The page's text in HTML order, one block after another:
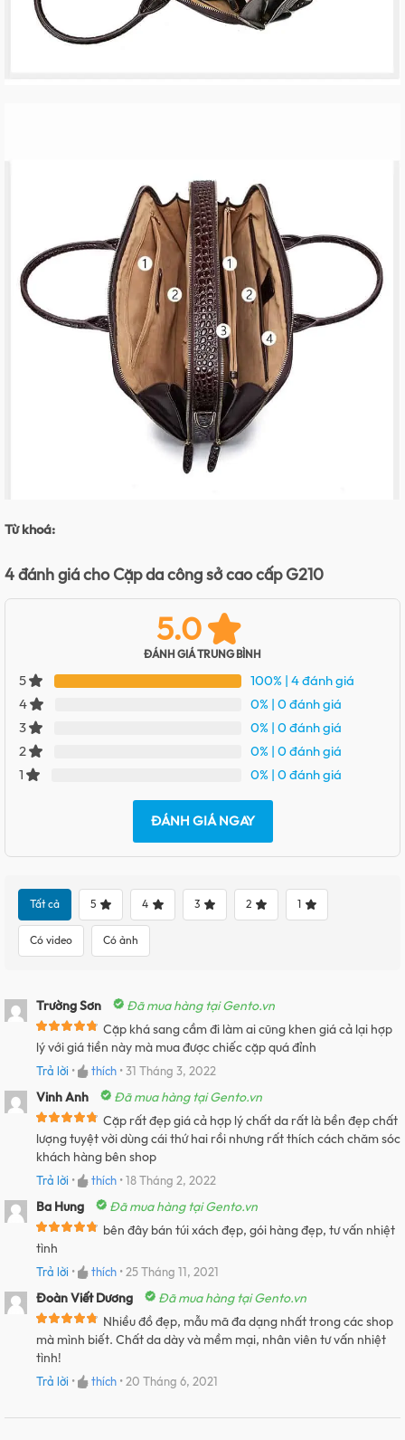
Từ khoá:
4 đánh giá choCặp da công sở cao cấp G210
5.0
ĐÁNH GIÁ TRUNG BÌNH
5 100% | 4 đánh giá
4
0% | 0 đánh giá
3
0% | 0 đánh giá
2
0% | 0 đánh giá
1
0% | 0 đánh giá
ĐÁNH GIÁ NGAY
Tất cả 5 4 3 2 1
Có video Có ảnh
Trường Sơn
Đã mua hàng tại Gento.vn
Cặp khá sang cầm đi làm ai cũng khen giá cả lại hợp
lý với giá tiền này mà mua được chiếc cặp quá đỉnh
Trả lời • thích •31 Tháng 3, 2022
Vinh Anh
Đã mua hàng tại Gento.vn
Cặp rất đẹp giá cả hợp lý chất da rất là bền đẹp chất
lượng tuyệt vời dùng cái thứ hai rồi nhưng rất thích cách chăm sóc
khách hàng bên shop
Trả lời • thích •18 Tháng 2, 2022
Ba Hung
Đã mua hàng tại Gento.vn
bên đây bán túi xách đẹp, gói hàng đẹp, tư vấn nhiệt
tình
Trả lời • thích •25 Tháng 11, 2021
Đoàn Viết Dương
Đã mua hàng tại Gento.vn
Nhiều đồ đẹp, mẫu mã đa dạng nhất trong các shop
mà mình biết. Chất da dày và mềm mại, nhân viên tư vấn nhiệt
tình!
Trả lời • thích •20 Tháng 6, 2021